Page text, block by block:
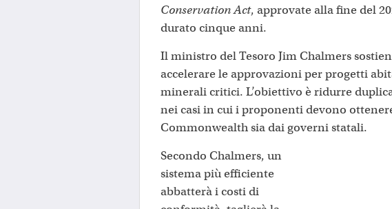
Conservation Act, approvate alla fine del
durato cinque anni.
Il ministro del Tesoro Jim Chalmers
accelerare le approvazioni per progetti
minerali critici. L’obiettivo è ridurre
nei casi in cui i proponenti devono
Commonwealth sia dai governi statali.
Secondo Chalmers, un
sistema più efficiente
abbatterà i costi di